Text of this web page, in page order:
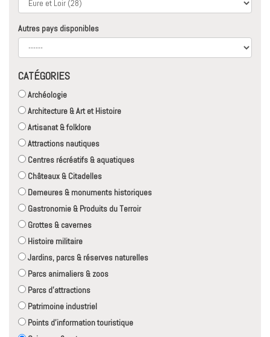
Autres pays disponibles
CATÉGORIES
Archéologie
Architecture & Art et Histoire
Artisanat & folklore
Attractions nautiques
Centres récréatifs & aquatiques
Châteaux & Citadelles
Demeures & monuments historiques
Gastronomie & Produits du Terroir
Grottes & cavernes
Histoire militaire
Jardins, parcs & réserves naturelles
Parcs animaliers & zoos
Parcs d'attractions
Patrimoine industriel
Points d'information touristique